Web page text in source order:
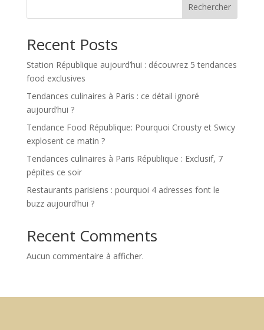
Rechercher
Recent Posts
Station République aujourd’hui : découvrez 5 tendances
food exclusives
Tendances culinaires à Paris : ce détail ignoré
aujourd’hui ?
Tendance Food République: Pourquoi Crousty et Swicy
explosent ce matin ?
Tendances culinaires à Paris République : Exclusif, 7
pépites ce soir
Restaurants parisiens : pourquoi 4 adresses font le
buzz aujourd’hui ?
Recent Comments
Aucun commentaire à afficher.